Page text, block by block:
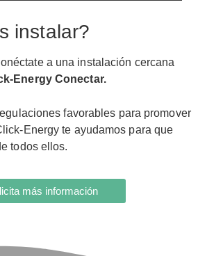
instalar?
a una instalación cercana
Energy Conectar.
favorables para promover
Energy te ayudamos para que
todos ellos.
más información